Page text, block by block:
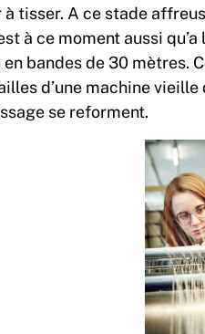
tisser. A ce stade
à ce moment aussi
bandes de 30 mètres.
d’une machine
se reforment.